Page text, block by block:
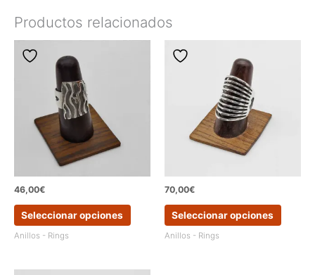
Productos relacionados
46,00€
Seleccionar opciones
Este
Anillos - Rings
70,00€
Seleccionar opciones
Este
Anillos - Rings